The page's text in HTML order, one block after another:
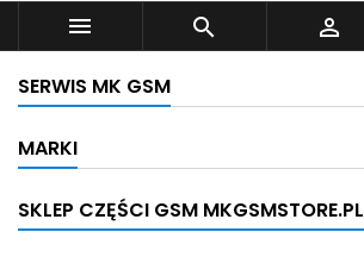
  
SERWIS MK GSM
MARKI
SKLEP CZĘŚCI GSM MKGSMSTORE.PL